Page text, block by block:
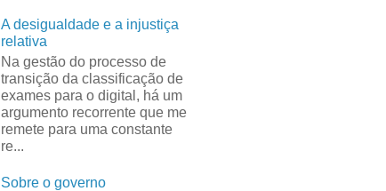
A desigualdade e a injustiça
relativa
Na gestão do processo de
transição da classificação de
exames para o digital, há um
argumento recorrente que me
remete para uma constante
re...
Sobre o governo